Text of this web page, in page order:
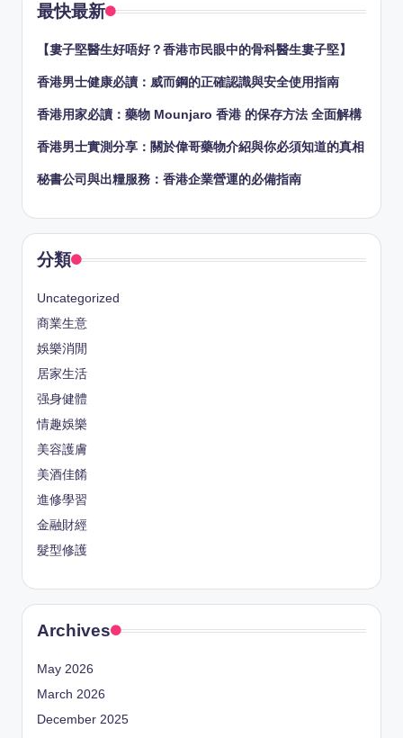
最快最新
【婁子堅醫生好唔好？香港市民眼中的骨科醫生婁子堅】
香港男士健康必讀：威而鋼的正確認識與安全使用指南
香港用家必讀：藥物 Mounjaro 香港 的保存方法 全面解構
香港男士實測分享：關於偉哥藥物介紹與你必須知道的真相
秘書公司與出糧服務：香港企業營運的必備指南
分類
Uncategorized
商業生意
娛樂消閒
居家生活
强身健體
情趣娛樂
美容護膚
美酒佳餚
進修學習
金融財經
髮型修護
Archives
May 2026
March 2026
December 2025